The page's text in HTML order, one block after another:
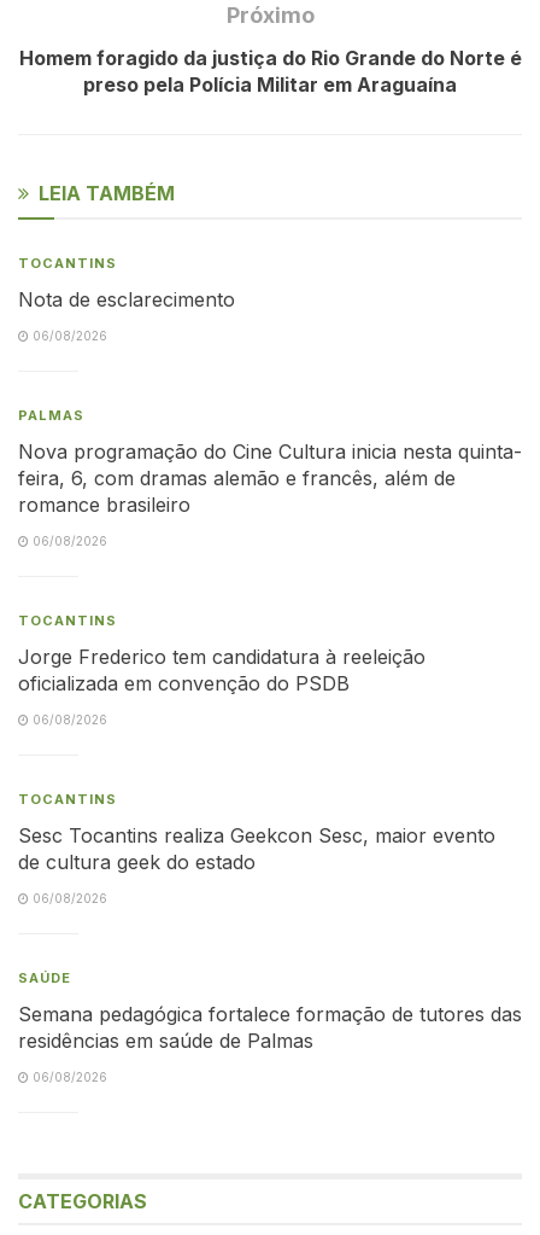
Próximo
Homem foragido da justiça do Rio Grande do Norte é
preso pela Polícia Militar em Araguaína
LEIA TAMBÉM
TOCANTINS
Nota de esclarecimento
06/08/2026
PALMAS
Nova programação do Cine Cultura inicia nesta quinta-
feira, 6, com dramas alemão e francês, além de
romance brasileiro
06/08/2026
TOCANTINS
Jorge Frederico tem candidatura à reeleição
oficializada em convenção do PSDB
06/08/2026
TOCANTINS
Sesc Tocantins realiza Geekcon Sesc, maior evento
de cultura geek do estado
06/08/2026
SAÚDE
Semana pedagógica fortalece formação de tutores das
residências em saúde de Palmas
06/08/2026
CATEGORIAS